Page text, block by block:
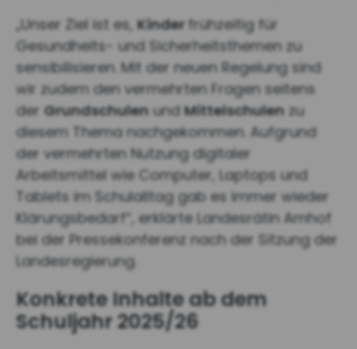
„Unser Ziel ist es,Kinder frühzeitig für
Gesundheits- und Sicherheitsthemen zu
sensibilisieren. Mit der neuen Regelung sind
wir zudem den vermehrten Fragen seitens
der Grundschulen undMittelschulen zu
diesem Thema nachgekommen. Aufgrund
der vermehrten Nutzung digitaler
Arbeitsmittel wie Computer, Laptops und
Tablets im Schulalltag gab es immer wieder
Klärungsbedarf“, erklärte Landesrätin Amhof
bei der Pressekonferenz nach der Sitzung der
Landesregierung.
Konkrete Inhalte ab dem
Schuljahr 2025/26